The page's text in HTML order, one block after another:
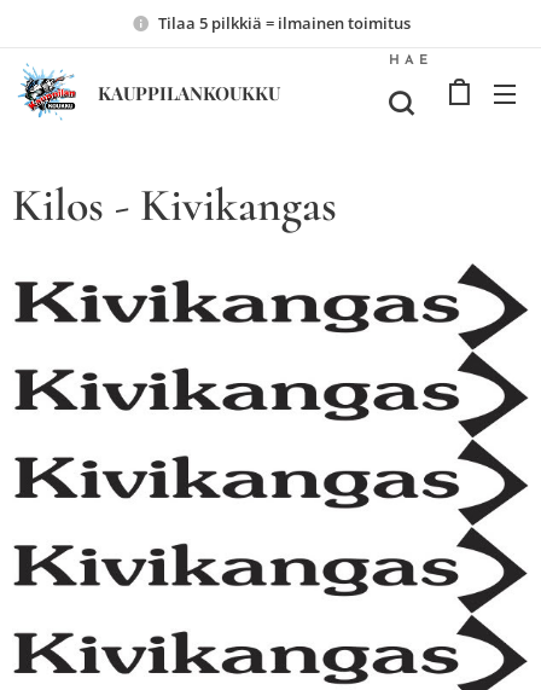
Tilaa 5 pilkkiä = ilmainen toimitus
KAUPPILANKOUKKU
HAE
Kilos - Kivikangas